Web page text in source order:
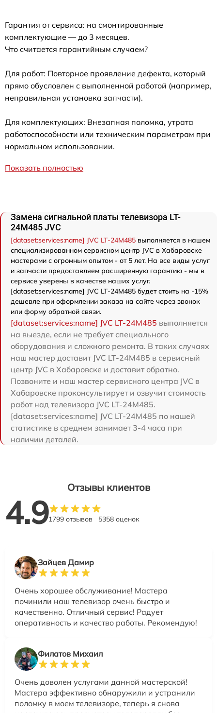
Гарантия от сервиса: на смонтированные
комплектующие — до 3 месяцев.
Что считается гарантийным случаем?
Для работ: Повторное проявление дефекта, который
прямо обусловлен с выполненной работой (например,
неправильная установка запчасти).
Для комплектующих: Внезапная поломка, утрата
работоспособности или техническим параметрам при
нормальном использовании.
Показать полностью
Замена сигнальной платы телевизора LT-
24M485 JVC
[dataset:services:name] JVC LT-24M485 выполняется в нашем
специализированном сервисном центр JVC в Хабаровске
мастерами с огромным опытом - от 5 лет. На все виды услуг
и запчасти предоставляем расширенную гарантию - мы в
сервисе уверены в качестве наших услуг.
[dataset:services:name] JVC LT-24M485 будет стоить на -15%
дешевле при оформлении заказа на сайте через звонок
или форму обратной связи.
[dataset:services:name] JVC LT-24M485 выполняется
на выезде, если не требует специального
оборудования и сложного ремонта. В таких случаях
наш мастер доставит JVC LT-24M485 в сервисный
центр JVC в Хабаровске и доставит обратно.
Позвоните и наш мастер сервисного центра JVC в
Хабаровске проконсультирует и озвучит стоимость
работ над телевизора JVC LT-24M485.
[dataset:services:name] JVC LT-24M485 по нашей
статистике в среднем занимает 3-4 часа при
наличии деталей.
Отзывы клиентов
4.91799 отзывов 5358 оценок
Зайцев Дамир
Очень хорошее обслуживание! Мастера
починили наш телевизор очень быстро и
качественно. Отличный сервис! Радует
оперативность и качество работы. Рекомендую!
Филатов Михаил
Очень доволен услугами данной мастерской!
Мастера эффективно обнаружили и устранили
поломку в моем телевизоре, теперь я снова